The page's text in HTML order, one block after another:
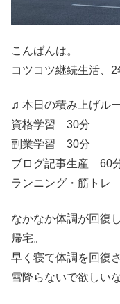
こんばんは。
コツコツ継続生活、2
♫ 本日の積み上げル
資格学習 30分
副業学習 30分
ブログ記事生産 60
ランニング・筋トレ
なかなか体調が回復
帰宅。
早く寝て体調を回復
雪降らないで欲しいな